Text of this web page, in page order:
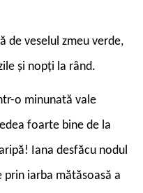
de veselul zmeu verde,
și nopți la rând.
o minunată vale
foarte bine de la
Iana desfăcu nodul
prin iarba mătăsoasă a